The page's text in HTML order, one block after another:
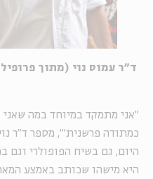
ד"ר עמוס נוי (מתוך
״אני מתמקד במיוחד במה
כמתודה פרשנית'״, מספר ד״ר
היום, גם בשיח הפופולרי וגם